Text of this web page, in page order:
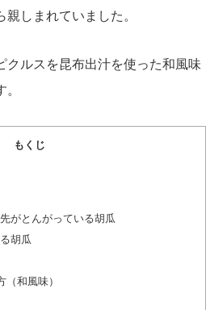
しまれていました。
クルスを昆布出汁を使った和風味
もくじ
がとんがっている胡瓜
胡瓜
和風味）